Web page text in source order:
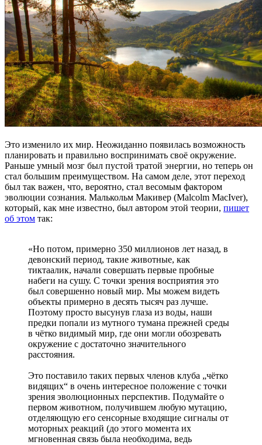
Это изменило их мир. Неожиданно появилась возможность
планировать и правильно воспринимать своё окружение.
Раньше умный мозг был пустой тратой энергии, но теперь он
стал большим преимуществом. На самом деле, этот переход
был так важен, что, вероятно, стал весомым фактором
эволюции сознания. Малькольм Макивер (Malcolm MacIver),
который, как мне известно, был автором этой теории, пишет
об этом так:
«Но потом, примерно 350 миллионов лет назад, в
девонский период, такие животные, как
тиктаалик, начали совершать первые пробные
набеги на сушу. С точки зрения восприятия это
был совершенно новый мир. Мы можем видеть
объекты примерно в десять тысяч раз лучше.
Поэтому просто высунув глаза из воды, наши
предки попали из мутного тумана прежней среды
в чётко видимый мир, где они могли обозревать
окружение с достаточно значительного
расстояния.
Это поставило таких первых членов клуба „чётко
видящих“ в очень интересное положение с точки
зрения эволюционных перспектив. Подумайте о
первом животном, получившем любую мутацию,
отделяющую его сенсорные входящие сигналы от
моторных реакций (до этого момента их
мгновенная связь была необходима, ведь